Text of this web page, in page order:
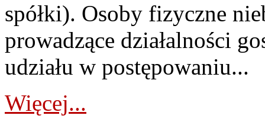
spółki). Osoby fizyczne
prowadzące działalności
udziału w postępowaniu...
Więcej...